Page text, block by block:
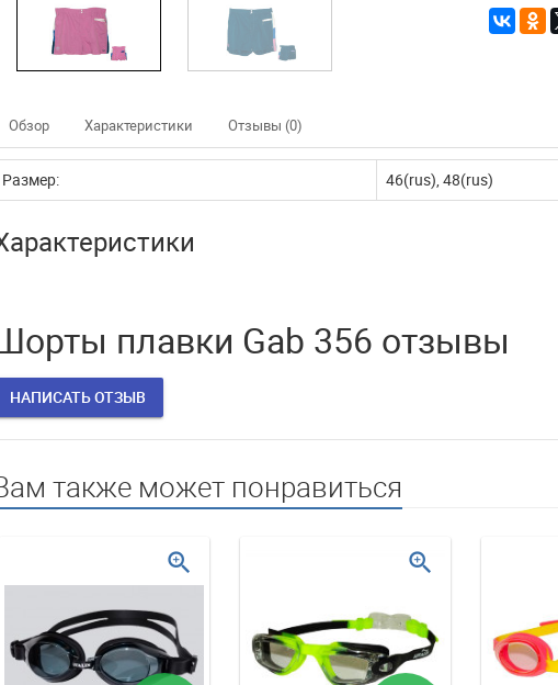
Временно не доступны
Наш интернет магазин
Обзор Характеристики Отзывы (0)
Размер: 46(rus), 48(rus)
плавки Gab 356 отзывы
НАПИСАТЬ ОТЗЫВ
также может понравиться
zoom_in zoom_in